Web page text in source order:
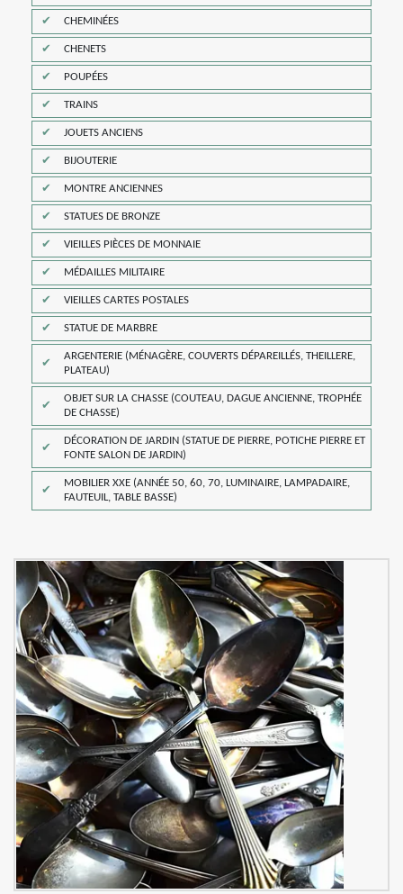
CHEMINÉES
CHENETS
POUPÉES
TRAINS
JOUETS ANCIENS
BIJOUTERIE
MONTRE ANCIENNES
STATUES DE BRONZE
VIEILLES PIÈCES DE MONNAIE
MÉDAILLES MILITAIRE
VIEILLES CARTES POSTALES
STATUE DE MARBRE
ARGENTERIE (MÉNAGÈRE, COUVERTS DÉPAREILLÉS, THEILLERE,
PLATEAU)
OBJET SUR LA CHASSE (COUTEAU, DAGUE ANCIENNE, TROPHÉE
DE CHASSE)
DÉCORATION DE JARDIN (STATUE DE PIERRE, POTICHE PIERRE ET
FONTE SALON DE JARDIN)
MOBILIER XXE (ANNÉE 50, 60, 70, LUMINAIRE, LAMPADAIRE,
FAUTEUIL, TABLE BASSE)